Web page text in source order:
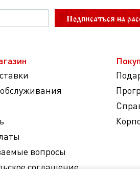
Подписаться на
вопросы
соглашение